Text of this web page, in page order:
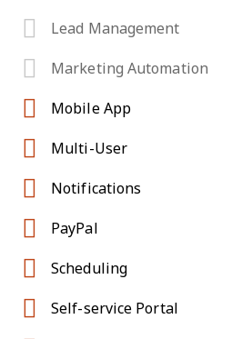
Lead Management
Marketing Automation
Mobile App
Multi-User
Notifications
PayPal
Scheduling
Self-service Portal